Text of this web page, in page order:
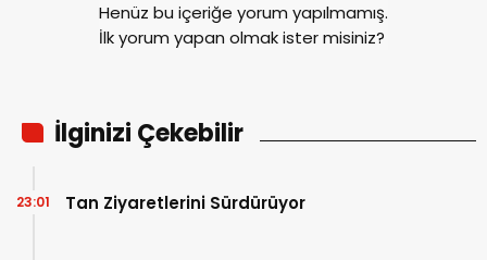
Henüz bu içeriğe yorum yapılmamış.
İlk yorum yapan olmak ister misiniz?
İlginizi Çekebilir
Tan Ziyaretlerini Sürdürüyor
23:01